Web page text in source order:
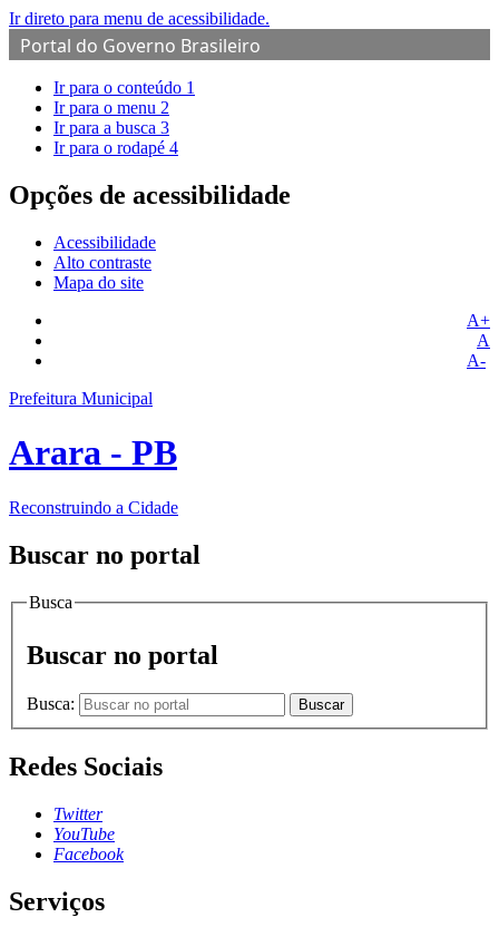
Ir direto para menu de acessibilidade.
Portal do Governo Brasileiro
Ir para o conteúdo 1
Ir para o menu 2
Ir para a busca 3
Ir para o rodapé 4
Opções de acessibilidade
Acessibilidade
Alto contraste
Mapa do site
A+
A
A-
Prefeitura Municipal
Arara - PB
Reconstruindo a Cidade
Buscar no portal
Busca
Buscar no portal
Busca: Buscar
Redes Sociais
Twitter
YouTube
Facebook
Serviços